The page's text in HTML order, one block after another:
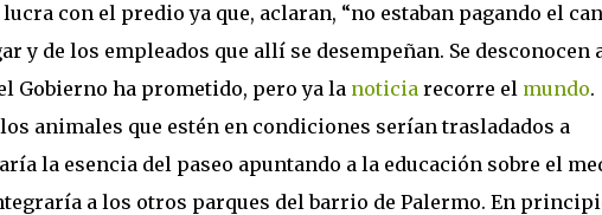
lucra con el predio ya que, aclaran, “no estaban pagando el
y de los empleados que allí se desempeñan. Se desconocen
Gobierno ha prometido, pero ya la noticiarecorre el mundo.
animales que estén en condiciones serían trasladados a
la esencia del paseo apuntando a la educación sobre el
a los otros parques del barrio de Palermo. En